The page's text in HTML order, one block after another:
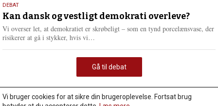
18.
maj
2026
DEBAT
Kan dansk og vestligt demokrati overleve?
Vi overser let, at demokratiet er skrøbeligt – som en tynd porcelænsvase, der
risikerer at gå i stykker, hvis vi…
m
e
e
Gå til debat
Vi bruger cookies for at sikre din brugeroplevelse. Fortsat brug